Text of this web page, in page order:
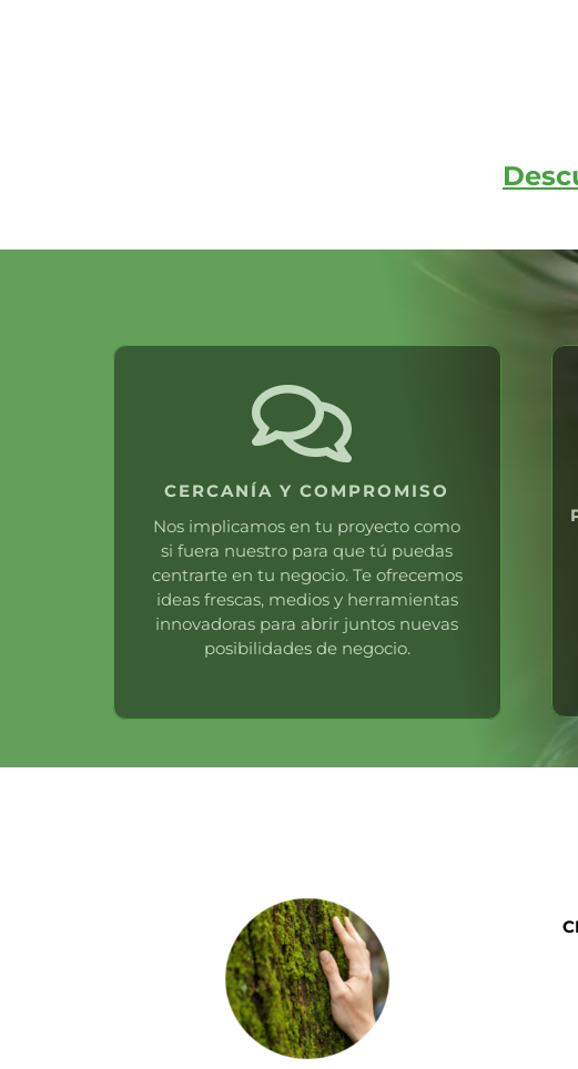
CERCANÍA Y COMPROMISO
Nos implicamos en tu proyecto como
si fuera nuestro para que tú puedas
centrarte en tu negocio. Te ofrecemos
ideas frescas, medios y herramientas
innovadoras para abrir juntos nuevas
posibilidades de negocio.